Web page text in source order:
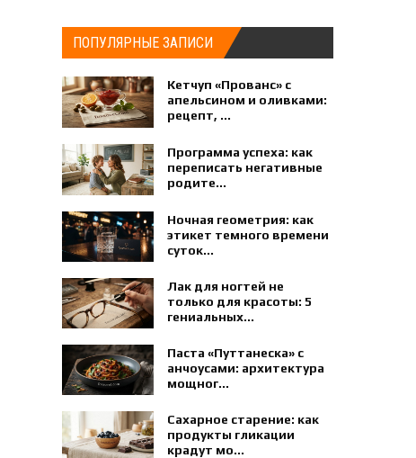
ПОПУЛЯРНЫЕ ЗАПИСИ
Кетчуп «Прованс» с
апельсином и оливками:
рецепт, ...
Программа успеха: как
переписать негативные
родите...
Ночная геометрия: как
этикет темного времени
суток...
Лак для ногтей не
только для красоты: 5
гениальных...
Паста «Путтанеска» с
анчоусами: архитектура
мощног...
Сахарное старение: как
продукты гликации
крадут мо...